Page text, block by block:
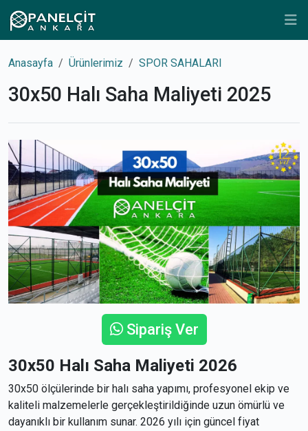
Anasayfa Ürünlerimiz SPOR SAHALARI
30x50 Halı Saha Maliyeti 2025
Sipariş Ver
30x50 Halı Saha Maliyeti 2026
30x50 ölçülerinde bir halı saha yapımı, profesyonel ekip ve
kaliteli malzemelerle gerçekleştirildiğinde uzun ömürlü ve
dayanıklı bir kullanım sunar. 2026 yılı için güncel fiyat